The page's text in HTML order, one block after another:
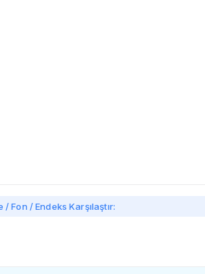
/ Fon / Endeks Karşılaştır: